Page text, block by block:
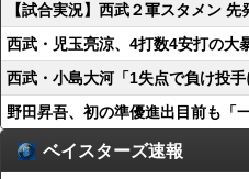
【試合実況】西武２軍スタメン 先
西武・児玉亮涼、4打数4安打の大
西武・小島大河「1失点で負け投
野田昇吾、初の準優進出目前も「
ベイスターズ速報